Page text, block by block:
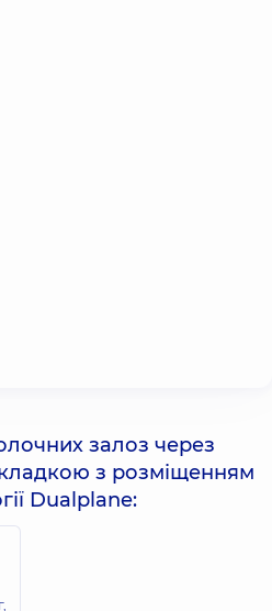
залоз через
з розміщенням
Dualplane: